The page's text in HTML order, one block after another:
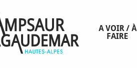
A VOIR / À
FAIRE